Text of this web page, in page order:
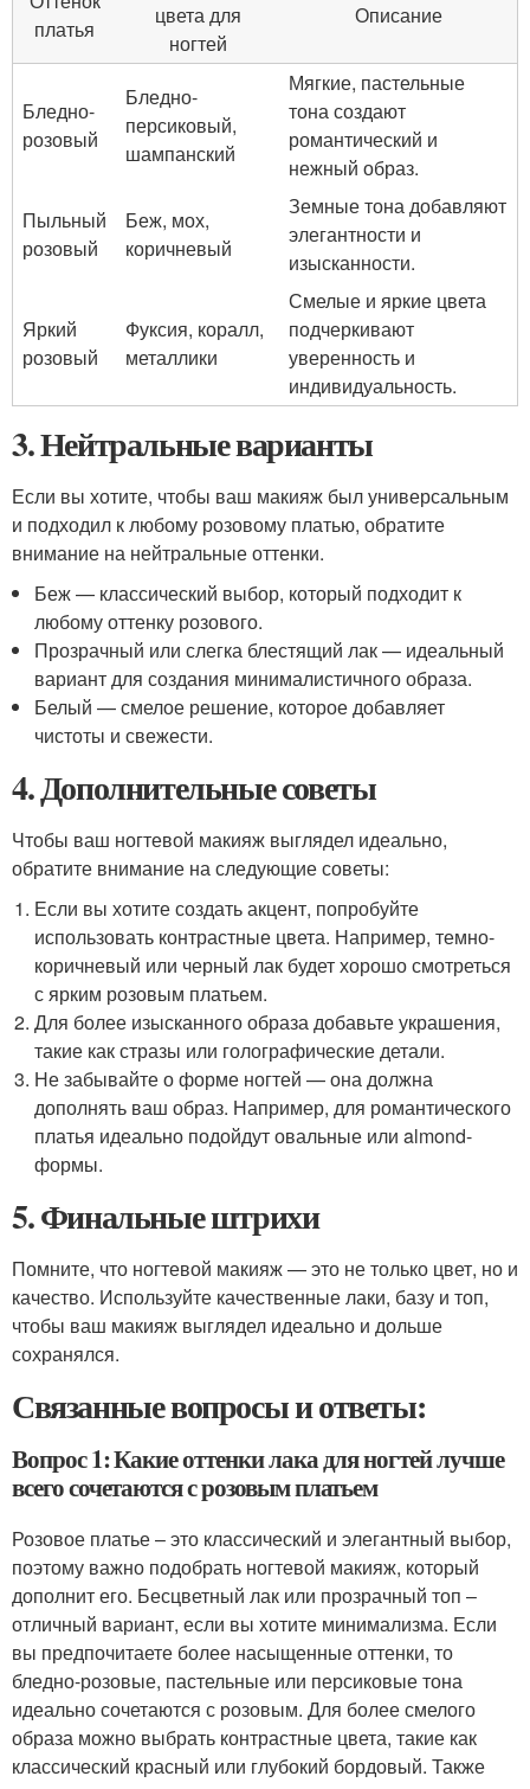
платья
цвета для
ногтей
Описание
Бледно-
розовый
Бледно-
персиковый,
шампанский
Мягкие, пастельные
тона создают
романтический и
нежный образ.
Пыльный
розовый
Беж, мох,
коричневый
Земные тона добавляют
элегантности и
изысканности.
Яркий
розовый
Фуксия, коралл,
металлики
Смелые и яркие цвета
подчеркивают
уверенность и
индивидуальность.
3. Нейтральные варианты
Если вы хотите, чтобы ваш макияж был универсальным
и подходил к любому розовому платью, обратите
внимание на нейтральные оттенки.
Беж — классический выбор, который подходит к
любому оттенку розового.
Прозрачный или слегка блестящий лак — идеальный
вариант для создания минималистичного образа.
Белый — смелое решение, которое добавляет
чистоты и свежести.
4. Дополнительные советы
Чтобы ваш ногтевой макияж выглядел идеально,
обратите внимание на следующие советы:
Если вы хотите создать акцент, попробуйте
использовать контрастные цвета. Например, темно-
коричневый или черный лак будет хорошо смотреться
с ярким розовым платьем.
Для более изысканного образа добавьте украшения,
такие как стразы или голографические детали.
Не забывайте о форме ногтей — она должна
дополнять ваш образ. Например, для романтического
платья идеально подойдут овальные или almond-
формы.
5. Финальные штрихи
Помните, что ногтевой макияж — это не только цвет, но и
качество. Используйте качественные лаки, базу и топ,
чтобы ваш макияж выглядел идеально и дольше
сохранялся.
Связанные вопросы и ответы:
Вопрос 1: Какие оттенки лака для ногтей лучше
всего сочетаются с розовым платьем
Розовое платье – это классический и элегантный выбор,
поэтому важно подобрать ногтевой макияж, который
дополнит его. Бесцветный лак или прозрачный топ –
отличный вариант, если вы хотите минимализма. Если
вы предпочитаете более насыщенные оттенки, то
бледно-розовые, пастельные или персиковые тона
идеально сочетаются с розовым. Для более смелого
образа можно выбрать контрастные цвета, такие как
классический красный или глубокий бордовый. Также